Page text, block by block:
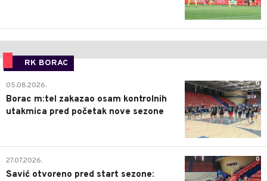
RK BORAC
0
05.08.2026.
Borac m:tel zakazao osam kontrolnih
utakmica pred početak nove sezone
0
27.07.2026.
Savić otvoreno pred start sezone: